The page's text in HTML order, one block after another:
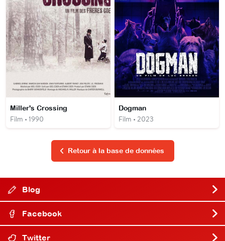
Miller's Crossing
Film • 1990
Dogman
Film • 2023
Retour à la base de données
Blog
Facebook
Twitter